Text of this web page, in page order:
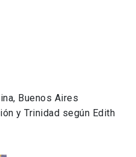
Buenos Aires
y Trinidad según Edith